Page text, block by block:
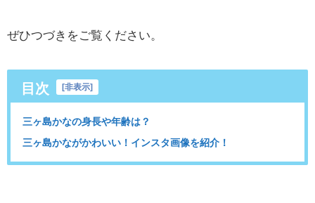
ぜひつづきをご覧ください。
目次 [非表示]
三ヶ島かなの身長や年齢は？
三ヶ島かながかわいい！インスタ画像を紹介！